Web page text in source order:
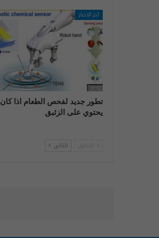
آخر الاخبار
تطور جديد لفحص الطعام اذا كان
يحتوي على الزئبق
التالي